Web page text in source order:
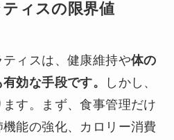
ィスの限界値
ィスは、健康維持や体の
効な手段です。
しかし、
す。まず、食事管理だけ
能の強化、カロリー消費